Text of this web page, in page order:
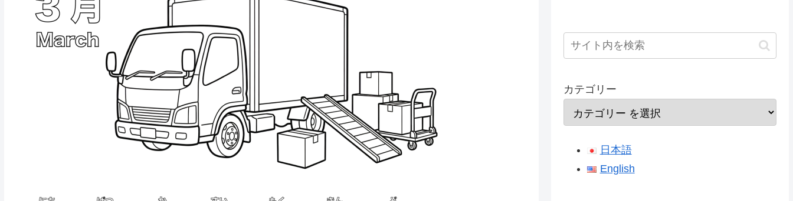
カテゴリー
日本語
English